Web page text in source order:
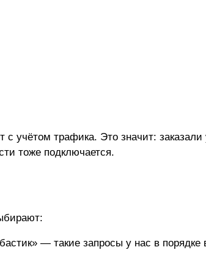
учётом трафика. Это значит:
тоже подключается.
— такие запросы у нас в порядке